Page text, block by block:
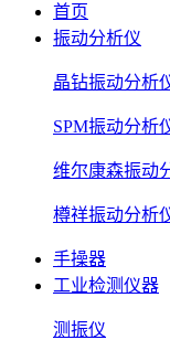
首页
振动分析仪
晶钻振动分析
SPM振动分析
维尔康森振动
樽祥振动分析
手操器
工业检测仪器
测振仪